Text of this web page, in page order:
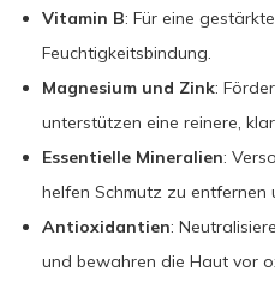
Vitamin B: Für eine
Feuchtigkeitsbindung.
Magnesium und Zink:
unterstützen eine reinere,
Essentielle Mineralien:
helfen Schmutz zu entfernen
Antioxidantien:
und bewahren die Haut vor